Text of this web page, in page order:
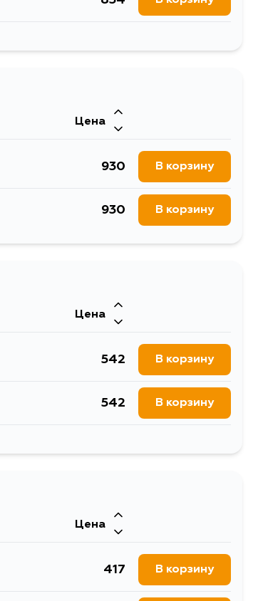
874
Цена
930 В корзину
930 В корзину
Цена
542 В корзину
542 В корзину
542
Цена
417 В корзину